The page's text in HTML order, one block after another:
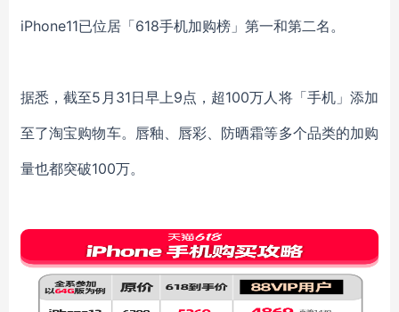
iPhone11已位居「618手机加购榜」第一和第二名。
据悉，截至5月31日早上9点，超100万人将「手机」添加
至了淘宝购物车。唇釉、唇彩、防晒霜等多个品类的加购
量也都突破100万。